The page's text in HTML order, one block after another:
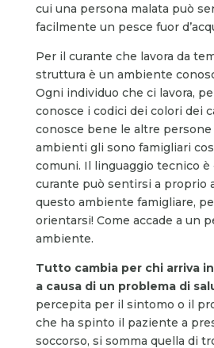
cui una persona malata può
facilmente un pesce fuor
Per il curante che lavora da
struttura è un ambiente
Ogni individuo che ci lavora,
conosce i codici dei colori dei
conosce bene le altre
ambienti gli sono famigliari
comuni. Il linguaggio tecnico è
curante può sentirsi a proprio
questo ambiente famigliare,
orientarsi! Come accade a un
ambiente.
Tutto cambia per chi arriva
a causa di un problema di
percepita per il sintomo o il
che ha spinto il paziente a
soccorso, si somma quella di